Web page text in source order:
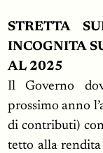
STRETTA
INCOGNITA
AL 2025
Il Governo
prossimo anno
di contributi)
tetto alla